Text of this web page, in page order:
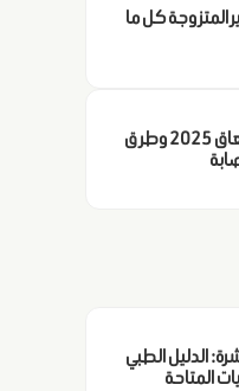
المتزوجة كل ما
أسرع علاج للبهاق 2025 وطرق
الدليل الطبي
المتاحة